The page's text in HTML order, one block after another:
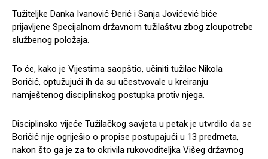
Tužiteljke Danka Ivanović Đerić i Sanja Jovićević biće
prijavljene Specijalnom državnom tužilaštvu zbog zloupotrebe
službenog položaja.
To će, kako je Vijestima saopštio, učiniti tužilac Nikola
Boričić, optužujući ih da su učestvovale u kreiranju
namještenog disciplinskog postupka protiv njega.
Disciplinsko vijeće Tužilačkog savjeta u petak je utvrdilo da se
Boričić nije ogriješio o propise postupajući u 13 predmeta,
nakon što ga je za to okrivila rukovoditeljka Višeg državnog